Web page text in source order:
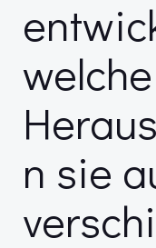
welche
n sie